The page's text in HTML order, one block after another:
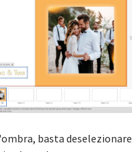
basta deselezionare